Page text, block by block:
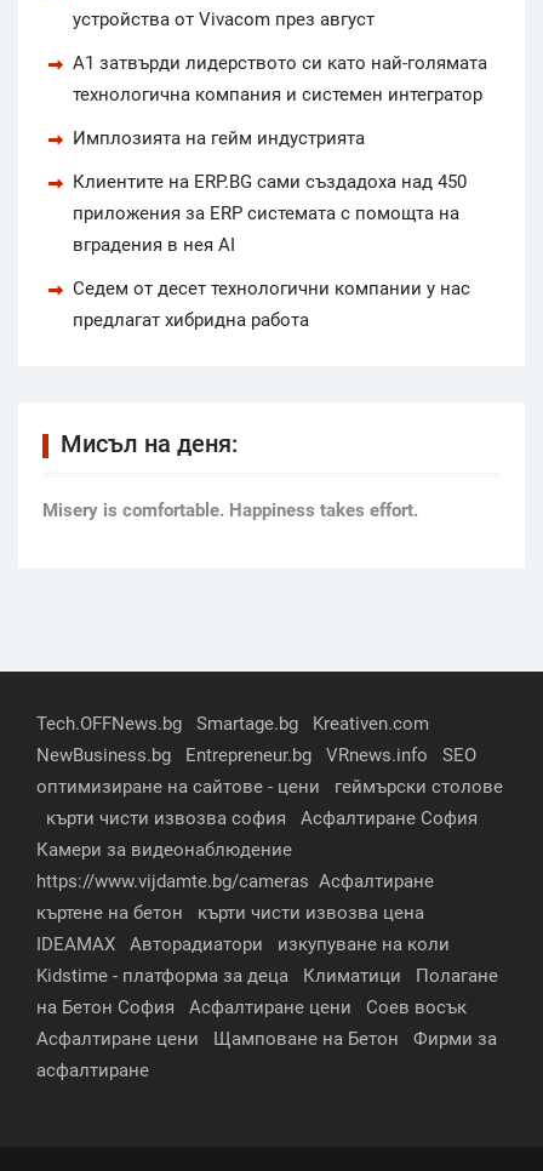
устройства от Vivacom през август
А1 затвърди лидерството си като най-голямата
технологична компания и системен интегратор
Имплозията на гейм индустрията
Клиентите на ERP.BG сами създадоха над 450
приложения за ERP системата с помощта на
вградения в нея AI
Седем от десет технологични компании у нас
предлагат хибридна работа
Мисъл на деня:
Мisery is comfortable. Happiness takes effort.
Tech.OFFNews.bg Smartage.bg
Kreativen.com
NewBusiness.bg
Entrepreneur.bg VRnews.info
SEO
оптимизиране на сайтове - цени
геймърски столове
кърти чисти извозва софия
Асфалтиране София
Камери за видеонаблюдение
https://www.vijdamte.bg/cameras Асфалтиране
къртене на бетон
кърти чисти извозва цена
IDEAMAX
Авторадиатори
изкупуване на коли
Kidstime - платформа за деца
Климатици
Полагане
на Бетон София
Асфалтиране цени
Соев восък
Асфалтиране цени
Щамповане на Бетон
Фирми за
асфалтиране